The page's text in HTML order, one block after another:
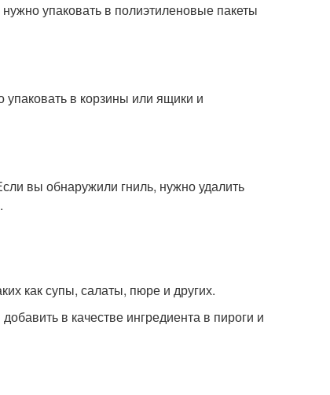
упаковать в полиэтиленовые пакеты
упаковать в корзины или ящики и
вы обнаружили гниль, нужно удалить
как супы, салаты, пюре и других.
в качестве ингредиента в пироги и